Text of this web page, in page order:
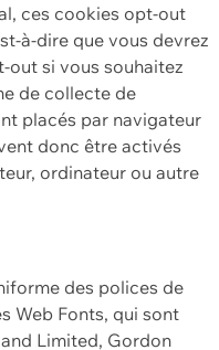
ces cookies opt-out
à-dire que vous devrez
out si vous souhaitez
de collecte de
placés par navigateur
donc être activés
ordinateur ou autre
des polices de
Web Fonts, qui sont
Limited, Gordon